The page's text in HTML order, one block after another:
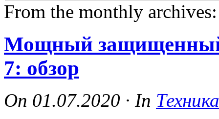
From the monthly
Мощный
7: обзор
On 01.07.2020 · In Техника